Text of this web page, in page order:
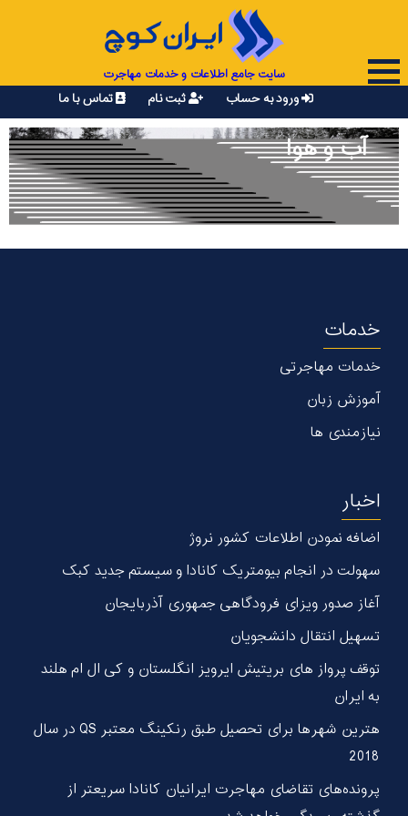
سایت جامع اطلاعات و خدمات مهاجرت
ورود به حساب ثبت نام تماس با ما
آب و هوا
خدمات
خدمات مهاجرتی
آموزش زبان
نیازمندی ها
اخبار
اضافه نمودن اطلاعات کشور نروژ
سهولت در انجام بیومتریک کانادا و سیستم جدید کبک
آغاز صدور ویزای فرودگاهی جمهوری آذربایجان
تسهیل انتقال دانشجویان
توقف پرواز های بریتیش ایرویز انگلستان و کی ال ام هلند
به ایران
هترین شهر‌ها برای تحصیل طبق رنکینگ معتبر QS در سال
2018
پرونده‌های تقاضای مهاجرت ایرانیان کانادا سریعتر از